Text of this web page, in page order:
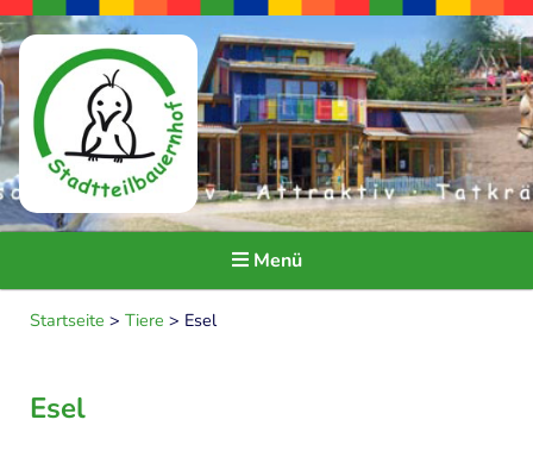
Menü
Seitendarstellung ändern
ÜBER UNS
Startseite > Tiere > Esel
Esel